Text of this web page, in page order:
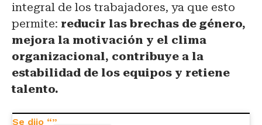
integral de los trabajadores, ya que esto
permite: reducir las brechas de género,
mejora la motivación y el clima
organizacional, contribuye a la
estabilidad de los equipos y retiene
talento.